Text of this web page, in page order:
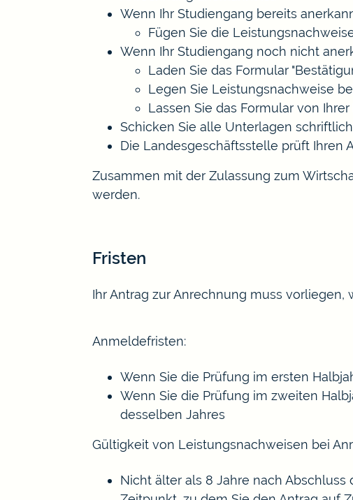
Wenn Ihr Studiengang bereits
Fügen Sie die
Wenn Ihr Studiengang noch nicht
Laden Sie das Formular
Legen Sie Leistungsnachweise
Lassen Sie das Formular von
Schicken Sie alle Unterlagen
Die Landesgeschäftsstelle prüft Ihren
Zusammen mit der Zulassung zum
werden.
Fristen
Ihr Antrag zur Anrechnung muss
Anmeldefristen:
Wenn Sie die Prüfung im ersten
Wenn Sie die Prüfung im zweiten
desselben Jahres
Gültigkeit von Leistungsnachweisen bei
Nicht älter als 8 Jahre nach